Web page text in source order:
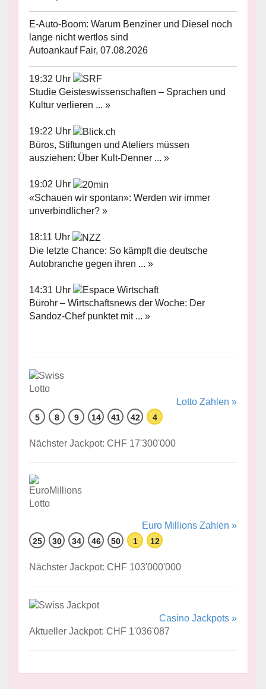
E-Auto-Boom: Warum Benziner und Diesel noch
lange nicht wertlos sind
Autoankauf Fair, 07.08.2026
19:32 Uhr
Studie Geisteswissenschaften – Sprachen und
Kultur verlieren ... »
19:22 Uhr
Büros, Stiftungen und Ateliers müssen
ausziehen: Über Kult-Denner ... »
19:02 Uhr
«Schauen wir spontan»: Werden wir immer
unverbindlicher? »
18:11 Uhr
Die letzte Chance: So kämpft die deutsche
Autobranche gegen ihren ... »
14:31 Uhr
Bürohr – Wirtschaftsnews der Woche: Der
Sandoz-Chef punktet mit ... »
Lotto Zahlen »
5 8 9 14 41 42 4
Nächster Jackpot: CHF 17'300'000
Euro Millions Zahlen »
25 30 34 46 50 1 12
Nächster Jackpot: CHF 103'000'000
Casino Jackpots »
Aktueller Jackpot: CHF 1'036'087